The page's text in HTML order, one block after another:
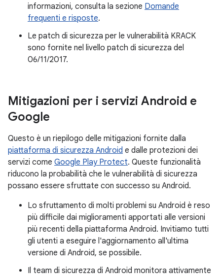
informazioni, consulta la sezione Domande
frequenti e risposte.
Le patch di sicurezza per le vulnerabilità KRACK
sono fornite nel livello patch di sicurezza del
06/11/2017.
Mitigazioni per i servizi Android e
Google
Questo è un riepilogo delle mitigazioni fornite dalla
piattaforma di sicurezza Android e dalle protezioni dei
servizi come Google Play Protect. Queste funzionalità
riducono la probabilità che le vulnerabilità di sicurezza
possano essere sfruttate con successo su Android.
Lo sfruttamento di molti problemi su Android è reso
più difficile dai miglioramenti apportati alle versioni
più recenti della piattaforma Android. Invitiamo tutti
gli utenti a eseguire l'aggiornamento all'ultima
versione di Android, se possibile.
Il team di sicurezza di Android monitora attivamente